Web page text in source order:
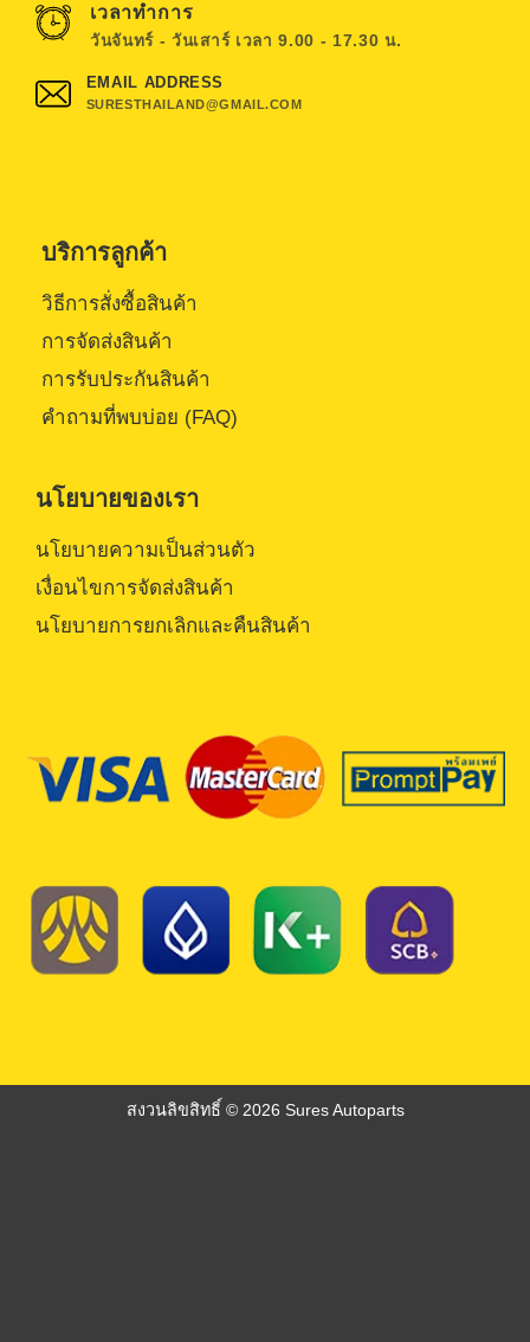
เวลาทำการ
วันจันทร์ - วันเสาร์ เวลา 9.00 - 17.30 น.
EMAIL ADDRESS
SURESTHAILAND@GMAIL.COM
บริการลูกค้า
วิธีการสั่งซื้อสินค้า
การจัดส่งสินค้า
การรับประกันสินค้า
คำถามที่พบบ่อย (FAQ)
นโยบายของเรา
นโยบายความเป็นส่วนตัว
เงื่อนไขการจัดส่งสินค้า
นโยบายการยกเลิกและคืนสินค้า
สงวนลิขสิทธิ์ © 2026 Sures Autoparts